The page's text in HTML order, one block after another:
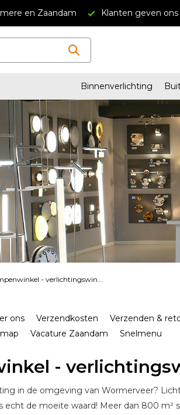
een 4.5/5 Gratis verzending vanaf €
Binnenverlichting
- verlichtingswin...
ons Verzendkosten Verzenden &
Vacature Zaandam Snelmenu
-
in de omgeving van Wormerveer?
echt de moeite waard! Meer dan 800 m²